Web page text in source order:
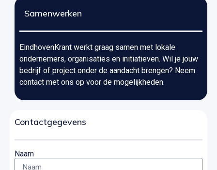
Samenwerken
EindhovenKrant werkt graag samen met lokale
ondernemers, organisaties en initiatieven. Wil je jouw
bedrijf of project onder de aandacht brengen? Neem
contact met ons op voor de mogelijkheden.
Contactgegevens
Naam